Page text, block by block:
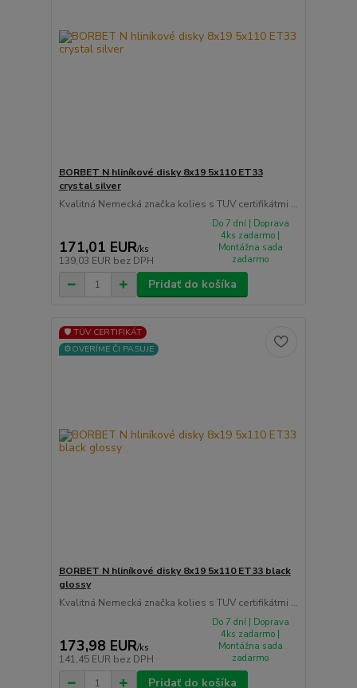
BORBET N hliníkové disky 8x19 5x110 ET33
crystal silver
Kvalitná Nemecká značka kolies s TUV certifikátmi ...
171,01 EUR/ks
139,03 EUR bez DPH
Do 7 dní | Doprava
4ks zadarmo |
Montážna sada
zadarmo
Pridať do košíka
🛡️ TÜV CERTIFIKÁT
⚙️OVERÍME ČI PASUJE
BORBET N hliníkové disky 8x19 5x110 ET33 black
glossy
Kvalitná Nemecká značka kolies s TUV certifikátmi ...
173,98 EUR/ks
141,45 EUR bez DPH
Do 7 dní | Doprava
4ks zadarmo |
Montážna sada
zadarmo
Pridať do košíka